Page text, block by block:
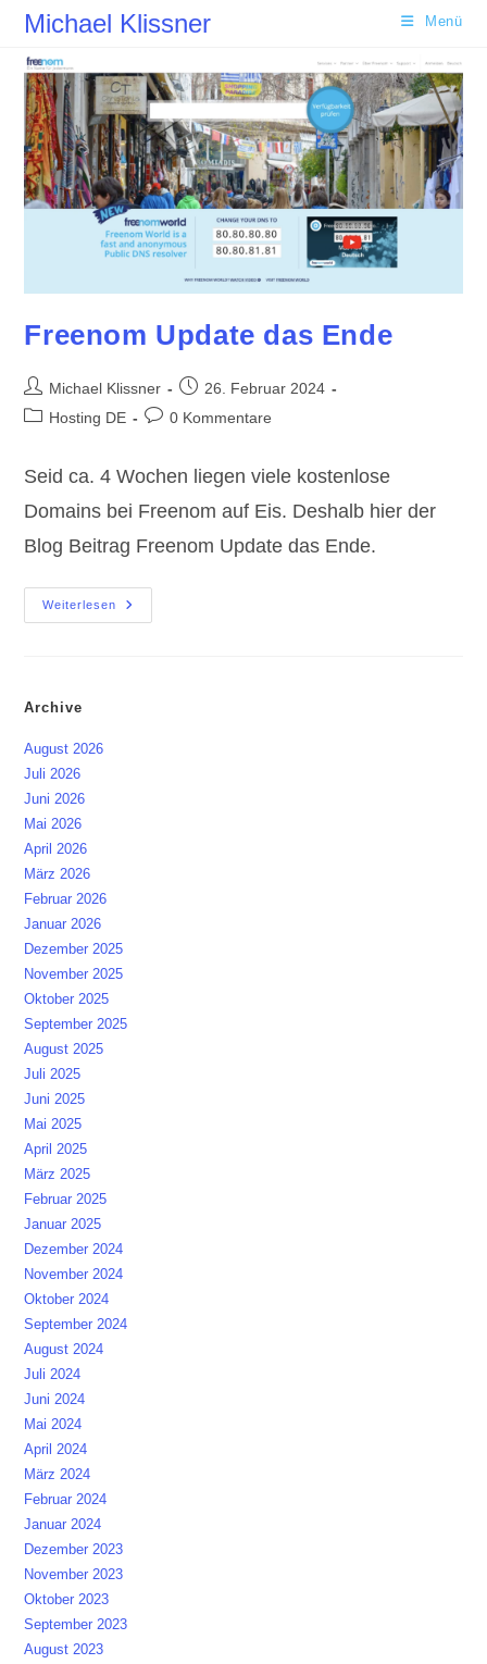
Zum
springen
Michael Klissner Menü
Freenom Update das Ende
Beitrags-
Autor:
Michael Klissner
Beitrag
veröffentlicht:
26. Februar 2024
Beitrags-
Hosting DE
Beitrags-
0 Kommentare
Seid ca. 4 Wochen liegen viele kostenlose
Domains bei Freenom auf Eis. Deshalb hier der
Blog Beitrag Freenom Update das Ende.
Weiterlesen
Freenom
Update
Archive
August 2026
Juli 2026
Juni 2026
Mai 2026
April 2026
März 2026
Februar 2026
Januar 2026
Dezember 2025
November 2025
Oktober 2025
September 2025
August 2025
Juli 2025
Juni 2025
Mai 2025
April 2025
März 2025
Februar 2025
Januar 2025
Dezember 2024
November 2024
Oktober 2024
September 2024
August 2024
Juli 2024
Juni 2024
Mai 2024
April 2024
März 2024
Februar 2024
Januar 2024
Dezember 2023
November 2023
Oktober 2023
September 2023
August 2023